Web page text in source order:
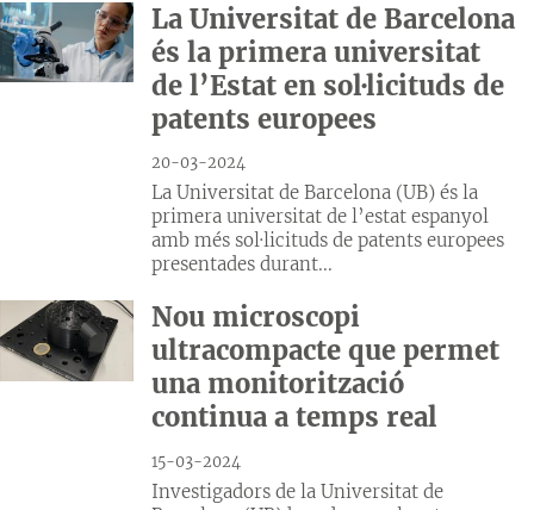
La Universitat de Barcelona
és la primera universitat
de l’Estat en sol·licituds de
patents europees
20-03-2024
La Universitat de Barcelona (UB) és la
primera universitat de l’estat espanyol
amb més sol·licituds de patents europees
presentades durant...
Nou microscopi
ultracompacte que permet
una monitorització
continua a temps real
15-03-2024
Investigadors de la Universitat de